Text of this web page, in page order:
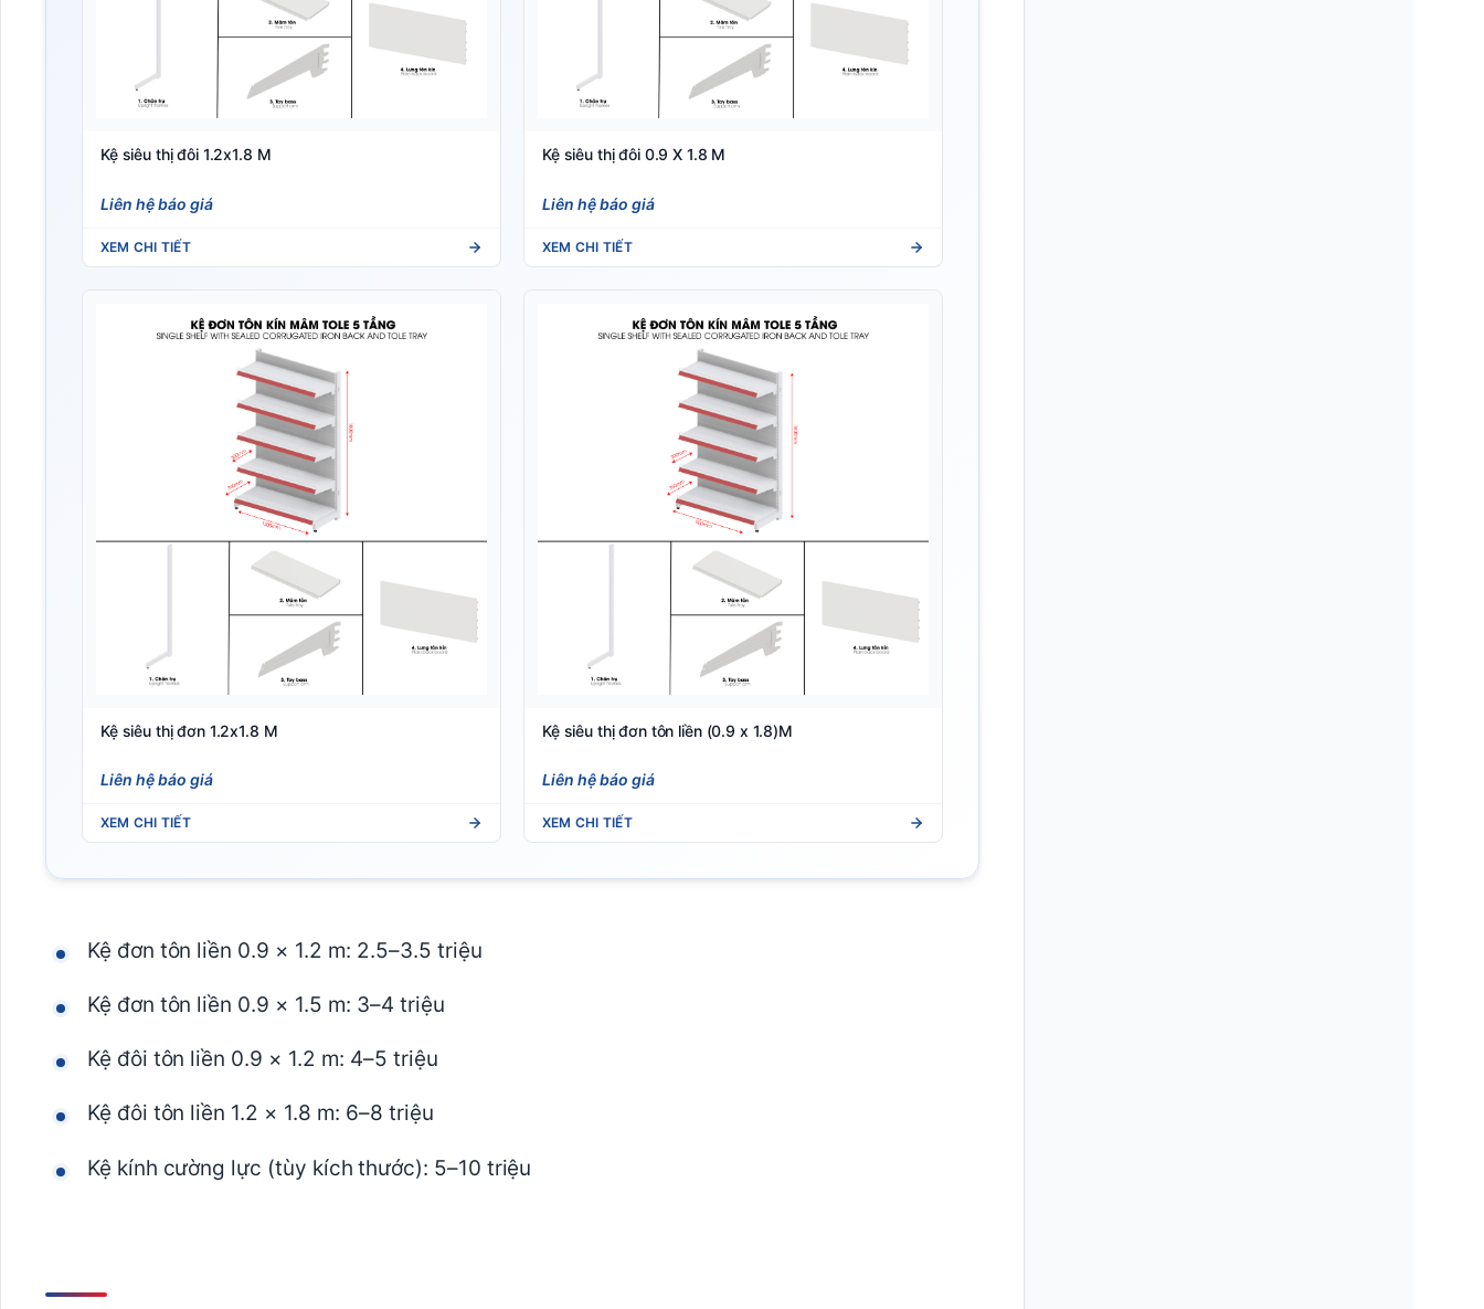
Kệ siêu thị đôi 1.2x1.8 M
Liên hệ báo giá
XEM CHI TIẾT
Kệ siêu thị đôi 0.9 X 1.8 M
Liên hệ báo giá
XEM CHI TIẾT
Kệ siêu thị đơn 1.2x1.8 M
Liên hệ báo giá
XEM CHI TIẾT
Kệ siêu thị đơn tôn liền (0.9 x 1.8)M
Liên hệ báo giá
XEM CHI TIẾT
Kệ đơn tôn liền 0.9 × 1.2 m: 2.5–3.5 triệu
Kệ đơn tôn liền 0.9 × 1.5 m: 3–4 triệu
Kệ đôi tôn liền 0.9 × 1.2 m: 4–5 triệu
Kệ đôi tôn liền 1.2 × 1.8 m: 6–8 triệu
Kệ kính cường lực (tùy kích thước): 5–10 triệu